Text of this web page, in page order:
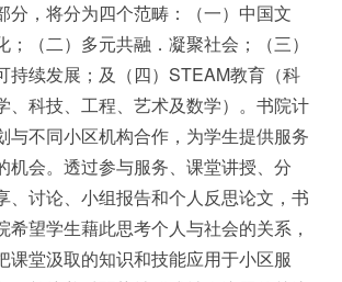
分，将分为四个范畴：（一）中国文
；（二）多元共融．凝聚社会；（三）
持续发展；及（四）STEAM教育（科
、科技、工程、艺术及数学）。书院计
与不同小区机构合作，为学生提供服务
机会。透过参与服务、课堂讲授、分
、讨论、小组报告和个人反思论文，书
希望学生藉此思考个人与社会的关系，
课堂汲取的知识和技能应用于小区服